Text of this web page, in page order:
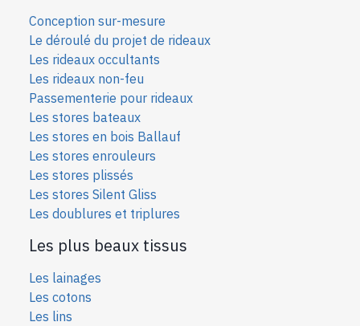
Conception sur-mesure
Le déroulé du projet de rideaux
Les rideaux occultants
Les rideaux non-feu
Passementerie pour rideaux
Les stores bateaux
Les stores en bois Ballauf
Les stores enrouleurs
Les stores plissés
Les stores Silent Gliss
Les doublures et triplures
Les plus beaux tissus
Les lainages
Les cotons
Les lins